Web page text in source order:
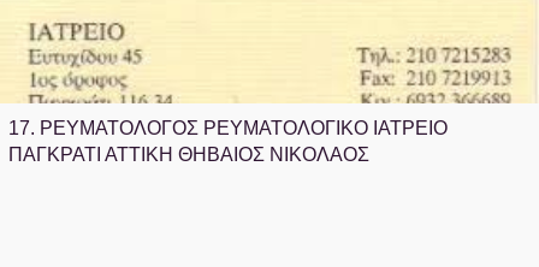
17. ΡΕΥΜΑΤΟΛΟΓΟΣ ΡΕΥΜΑΤΟΛΟΓΙΚΟ ΙΑΤΡΕΙΟ
ΠΑΓΚΡΑΤΙ ΑΤΤΙΚΗ ΘΗΒΑΙΟΣ ΝΙΚΟΛΑΟΣ